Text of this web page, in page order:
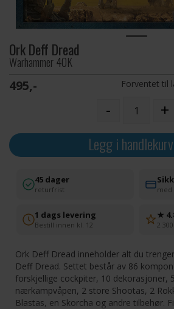
Ork Deff Dread
Warhammer 40K
495,- Forventet til
- +
Legg i
45 dager
returfrist med
1 dags levering
Bestill innen kl. 12
★
2
Ork Deff Dread inneholder alt du
Deff Dread. Settet består av 86
forskjellige cockpiter, 10 dekorasjoner,
nærkampvåpen, 2 store Shootas, 2
Blastas, en Skorcha og andre tilbehør.